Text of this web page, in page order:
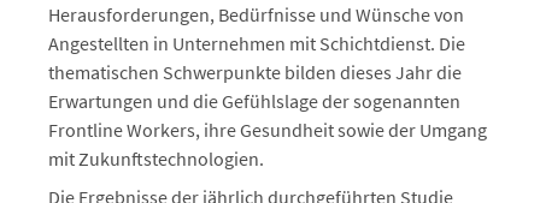
Herausforderungen, Bedürfnisse und Wünsche von
Angestellten in Unternehmen mit Schichtdienst. Die
thematischen Schwerpunkte bilden dieses Jahr die
Erwartungen und die Gefühlslage der sogenannten
Frontline Workers, ihre Gesundheit sowie der Umgang
mit Zukunftstechnologien.
Die Ergebnisse der jährlich durchgeführten Studie